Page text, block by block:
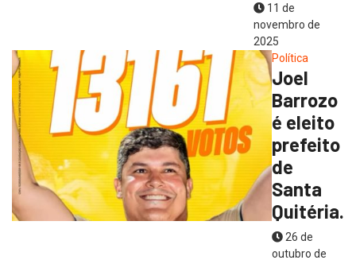
11 de
novembro de
2025
Política
Joel
Barrozo
é eleito
prefeito
de
Santa
Quitéria.
26 de
outubro de